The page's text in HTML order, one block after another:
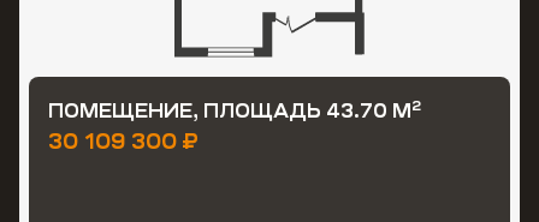
ПОМЕЩЕНИЕ, ПЛОЩАДЬ 43.70 М2
30 109 300 ₽